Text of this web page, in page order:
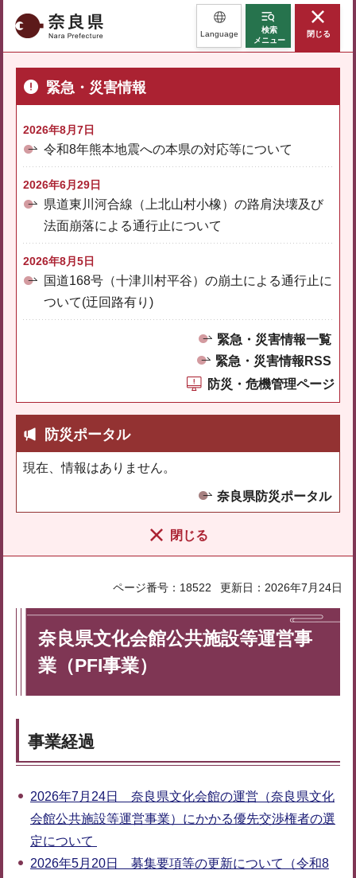
奈良県 Language
検索
メニュー
閉じる
緊急・災害情報
2026年8月7日
令和8年熊本地震への本県の対応等について
2026年6月29日
県道東川河合線（上北山村小橡）の路肩決壊及び
法面崩落による通行止について
2026年8月5日
国道168号（十津川村平谷）の崩土による通行止に
ついて(迂回路有り)
緊急・災害情報一覧
緊急・災害情報RSS
防災・危機管理ページ
防災ポータル
現在、情報はありません。
奈良県防災ポータル
閉じる
ページ番号：18522 更新日：2026年7月24日
奈良県文化会館公共施設等運営事
業（PFI事業）
事業経過
2026年7月24日 奈良県文化会館の運営（奈良県文化
会館公共施設等運営事業）にかかる優先交渉権者の選
定について
2026年5月20日 募集要項等の更新について（令和8